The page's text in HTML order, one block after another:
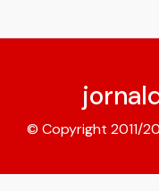
© Copyright 2011/